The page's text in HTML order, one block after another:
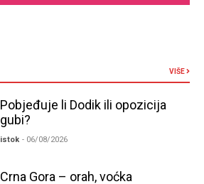
VIŠE
Pobjeđuje li Dodik ili opozicija
gubi?
istok - 06/08/2026
Crna Gora – orah, voćka